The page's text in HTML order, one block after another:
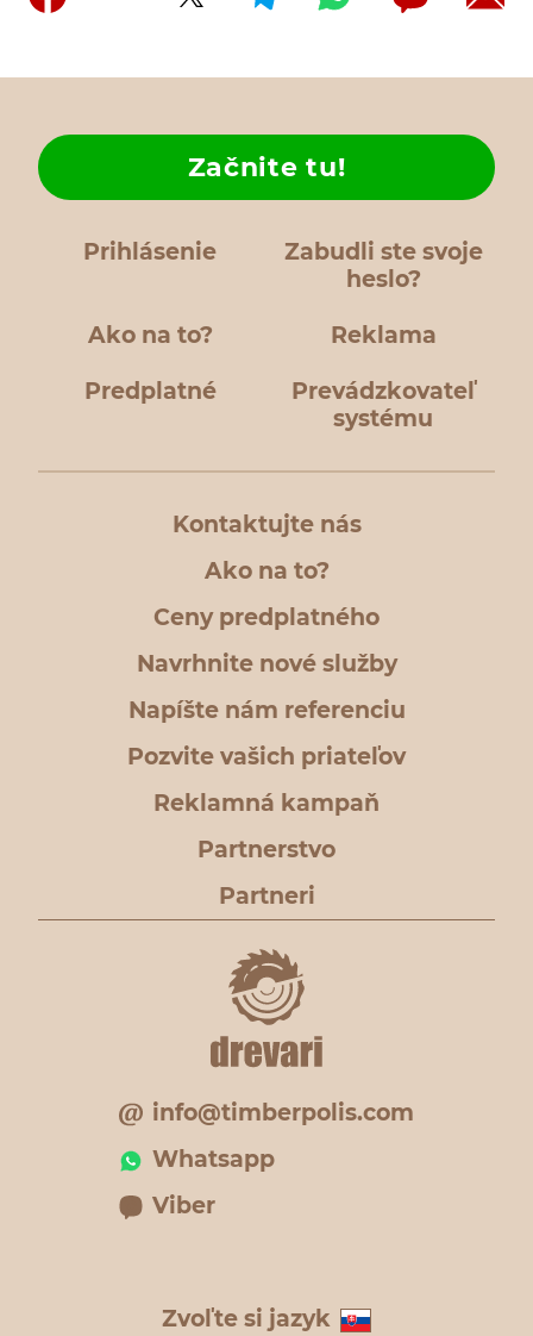
Prihlásenie
Zabudli ste svoje
heslo?
Ako na to?
Začnite tu!
Reklama
Predplatné
Prevádzkovateľ
systému
Kontaktujte nás
Ako na to?
Ceny predplatného
Navrhnite nové služby
Napíšte nám referenciu
Pozvite vašich priateľov
Reklamná kampaň
Partnerstvo
Partneri
info@timberpolis.com
Whatsapp
Viber
Zvoľte si jazyk